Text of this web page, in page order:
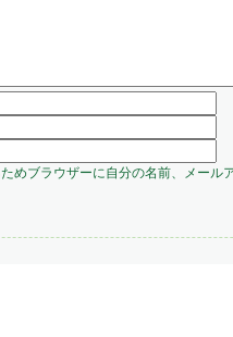
めブラウザーに自分の名前、メール